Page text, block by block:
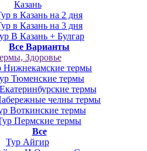
Казань
в Казань на 2 дня
в Казань на 3 дня
В Казань + Булгар
Все Варианты
Здоровье
Нижнекамские термы
Тюменские термы
термы
челны термы
Воткинские термы
Пермские термы
Все
Тур Айгир